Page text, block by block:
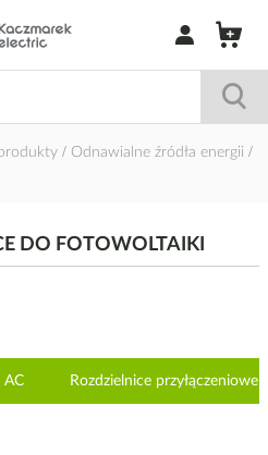
Zaloguj się /
Odnawialne źródła energii
DO FOTOWOLTAIKI
AC Rozdzielnice przyłączeniowe